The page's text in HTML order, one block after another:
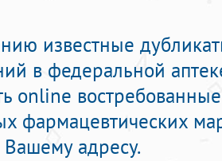
известные
в федеральной
online
фармацевтических
адресу.